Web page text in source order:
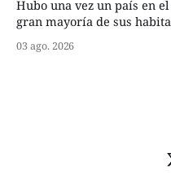
Hubo una vez un país en
gran mayoría de sus
superiores en número a
03 ago. 2026